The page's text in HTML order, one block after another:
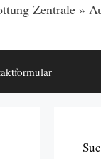
Zentrale »